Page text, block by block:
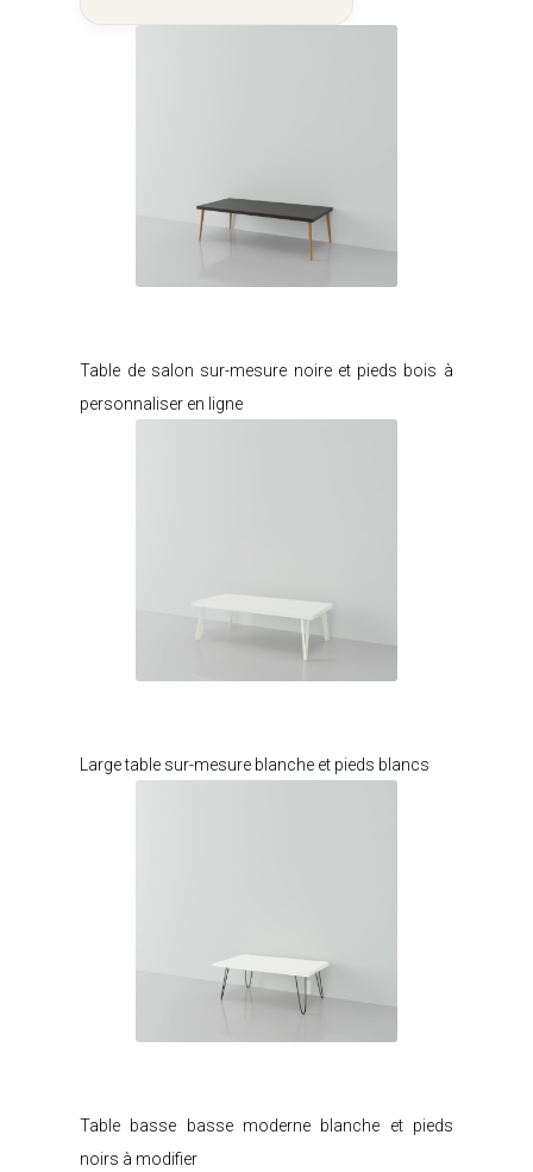
Table de salon sur-mesure noire et pieds bois à
personnaliser en ligne
Large table sur-mesure blanche et pieds blancs
Table basse basse moderne blanche et pieds
noirs à modifier